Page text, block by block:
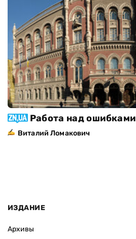
Работа над ошибками
Виталий Ломакович
ИЗДАНИЕ
Архивы